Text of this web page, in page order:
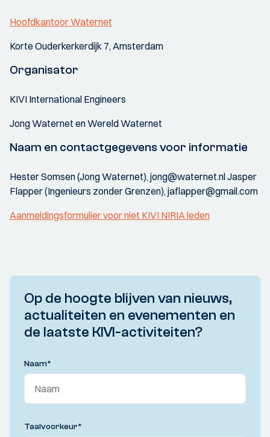
Hoofdkantoor Waternet
Korte Ouderkerkerdijk 7, Amsterdam
Organisator
KIVI International Engineers
Jong Waternet en Wereld Waternet
Naam en contactgegevens voor informatie
Hester Somsen (Jong Waternet), jong@waternet.nl Jasper
Flapper (Ingenieurs zonder Grenzen), jaflapper@gmail.com
Aanmeldingsformulier voor niet KIVI NIRIA leden
Op de hoogte blijven van nieuws,
actualiteiten en evenementen en
de laatste KIVI-activiteiten?
Naam*
Taalvoorkeur*